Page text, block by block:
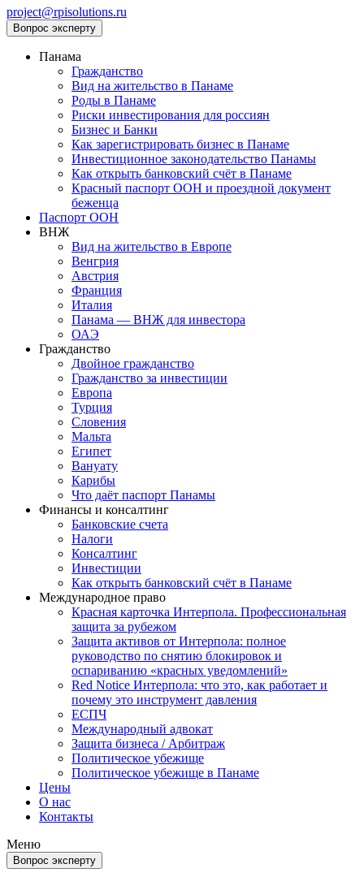
project@rpisolutions.ru
Вопрос эксперту
Панама
Гражданство
Вид на жительство в Панаме
Роды в Панаме
Риски инвестирования для россиян
Бизнес и Банки
Как зарегистрировать бизнес в Панаме
Инвестиционное законодательство Панамы
Как открыть банковский счёт в Панаме
Красный паспорт ООН и проездной документ
беженца
Паспорт ООН
ВНЖ
Вид на жительство в Европе
Венгрия
Австрия
Франция
Италия
Панама — ВНЖ для инвестора
ОАЭ
Гражданство
Двойное гражданство
Гражданство за инвестиции
Европа
Турция
Словения
Мальта
Египет
Вануату
Карибы
Что даёт паспорт Панамы
Финансы и консалтинг
Банковские счета
Налоги
Консалтинг
Инвестиции
Как открыть банковский счёт в Панаме
Международное право
Красная карточка Интерпола. Профессиональная
защита за рубежом
Защита активов от Интерпола: полное
руководство по снятию блокировок и
оспариванию «красных уведомлений»
Red Notice Интерпола: что это, как работает и
почему это инструмент давления
ЕСПЧ
Международный адвокат
Защита бизнеса / Арбитраж
Политическое убежище
Политическое убежище в Панаме
Цены
О нас
Контакты
Меню
Вопрос эксперту